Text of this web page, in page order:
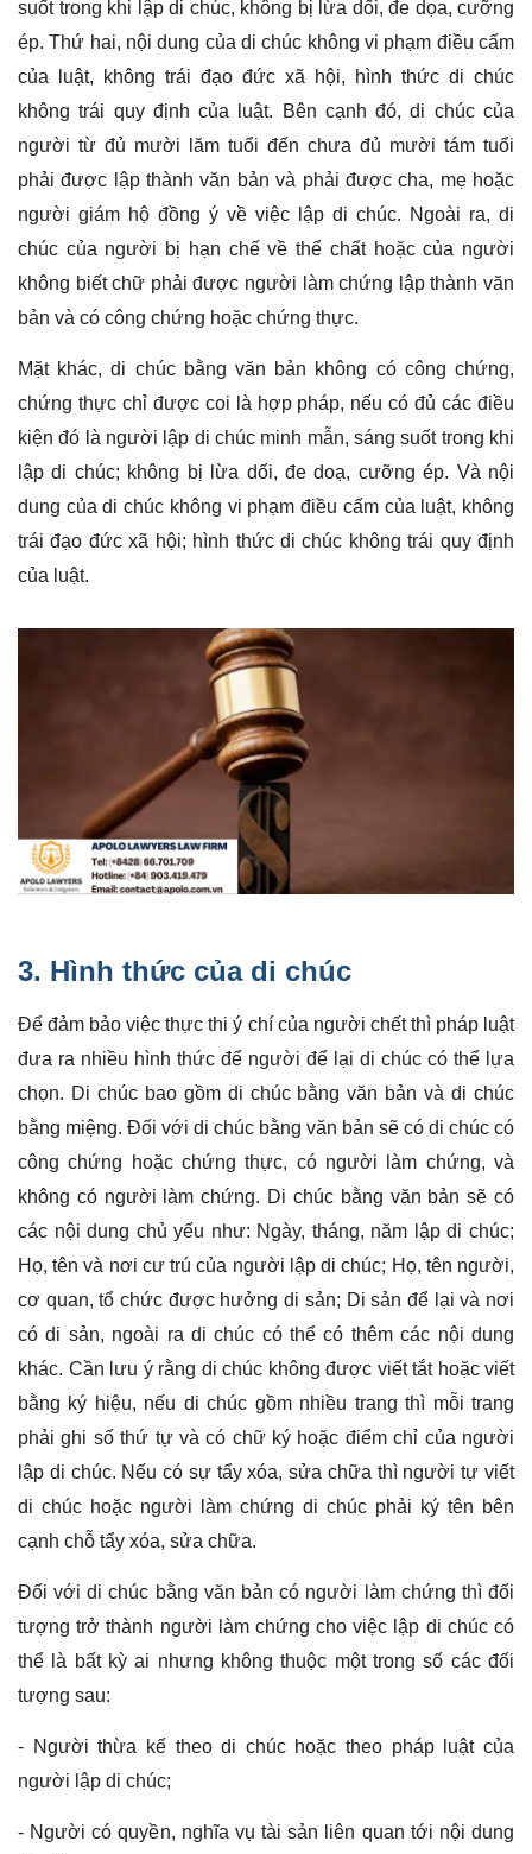
suốt trong khi lập di chúc, không bị lừa dối, đe dọa, cưỡng
ép. Thứ hai, nội dung của di chúc không vi phạm điều cấm
của luật, không trái đạo đức xã hội, hình thức di chúc
không trái quy định của luật. Bên cạnh đó, di chúc của
người từ đủ mười lăm tuổi đến chưa đủ mười tám tuổi
phải được lập thành văn bản và phải được cha, mẹ hoặc
người giám hộ đồng ý về việc lập di chúc. Ngoài ra, di
chúc của người bị hạn chế về thể chất hoặc của người
không biết chữ phải được người làm chứng lập thành văn
bản và có công chứng hoặc chứng thực.
Mặt khác, di chúc bằng văn bản không có công chứng,
chứng thực chỉ được coi là hợp pháp, nếu có đủ các điều
kiện đó là người lập di chúc minh mẫn, sáng suốt trong khi
lập di chúc; không bị lừa dối, đe doạ, cưỡng ép. Và nội
dung của di chúc không vi phạm điều cấm của luật, không
trái đạo đức xã hội; hình thức di chúc không trái quy định
của luật.
3. Hình thức của di chúc
Để đảm bảo việc thực thi ý chí của người chết thì pháp luật
đưa ra nhiều hình thức để người để lại di chúc có thể lựa
chọn. Di chúc bao gồm di chúc bằng văn bản và di chúc
bằng miệng. Đối với di chúc bằng văn bản sẽ có di chúc có
công chứng hoặc chứng thực, có người làm chứng, và
không có người làm chứng. Di chúc bằng văn bản sẽ có
các nội dung chủ yếu như: Ngày, tháng, năm lập di chúc;
Họ, tên và nơi cư trú của người lập di chúc; Họ, tên người,
cơ quan, tổ chức được hưởng di sản; Di sản để lại và nơi
có di sản, ngoài ra di chúc có thể có thêm các nội dung
khác. Cần lưu ý rằng di chúc không được viết tắt hoặc viết
bằng ký hiệu, nếu di chúc gồm nhiều trang thì mỗi trang
phải ghi số thứ tự và có chữ ký hoặc điểm chỉ của người
lập di chúc. Nếu có sự tẩy xóa, sửa chữa thì người tự viết
di chúc hoặc người làm chứng di chúc phải ký tên bên
cạnh chỗ tẩy xóa, sửa chữa.
Đối với di chúc bằng văn bản có người làm chứng thì đối
tượng trở thành người làm chứng cho việc lập di chúc có
thể là bất kỳ ai nhưng không thuộc một trong số các đối
tượng sau:
- Người thừa kế theo di chúc hoặc theo pháp luật của
người lập di chúc;
- Người có quyền, nghĩa vụ tài sản liên quan tới nội dung